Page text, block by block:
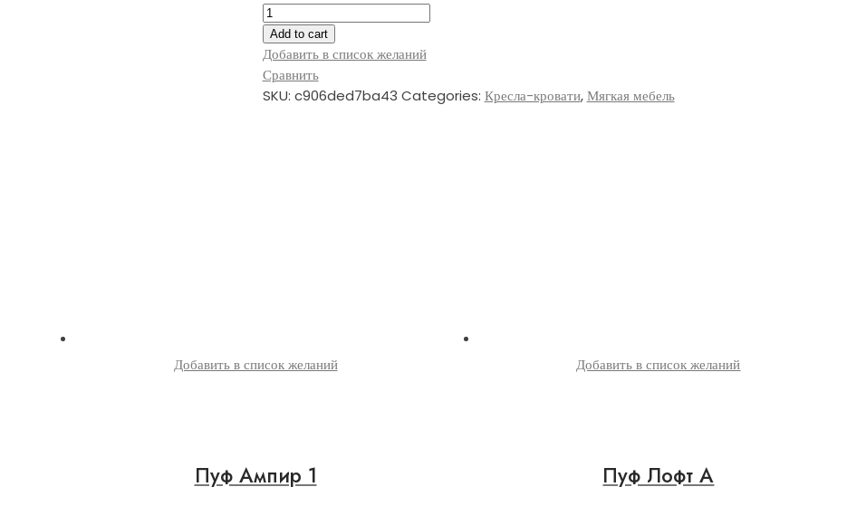
Кресло
Аккорд-026
quantity
Add to cart
Добавить в список желаний
Сравнить
SKU: c906ded7ba43 Categories: Кресла-кровати,Мягкая мебель
Добавить в список желаний
Пуф Ампир 1
Добавить в список желаний
Пуф Лофт А